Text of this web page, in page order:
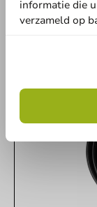
Andere
informatie die
verzameld op